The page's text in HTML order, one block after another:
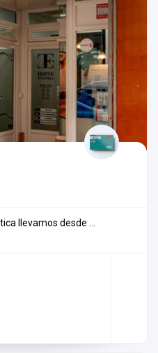
llevamos desde ...